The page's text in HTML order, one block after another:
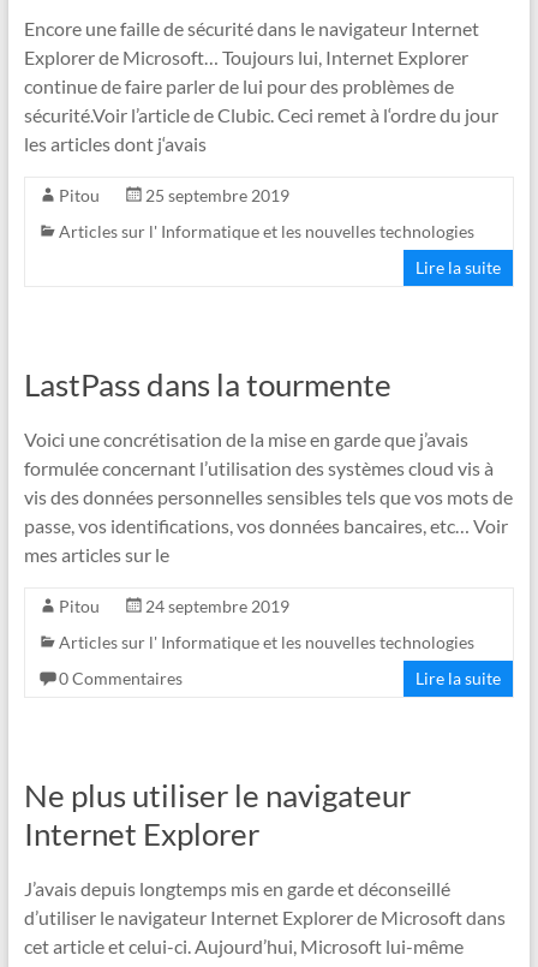
Encore une faille de sécurité dans le navigateur Internet
Explorer de Microsoft… Toujours lui, Internet Explorer
continue de faire parler de lui pour des problèmes de
sécurité.Voir l’article de Clubic. Ceci remet à l‘ordre du jour
les articles dont j‘avais
Pitou
25 septembre 2019
Articles sur l' Informatique et les nouvelles technologies
Lire la suite
LastPass dans la tourmente
Voici une concrétisation de la mise en garde que j’avais
formulée concernant l’utilisation des systèmes cloud vis à
vis des données personnelles sensibles tels que vos mots de
passe, vos identifications, vos données bancaires, etc… Voir
mes articles sur le
Pitou
24 septembre 2019
Articles sur l' Informatique et les nouvelles technologies
0 Commentaires
Lire la suite
Ne plus utiliser le navigateur
Internet Explorer
J’avais depuis longtemps mis en garde et déconseillé
d’utiliser le navigateur Internet Explorer de Microsoft dans
cet article et celui-ci. Aujourd’hui, Microsoft lui-même